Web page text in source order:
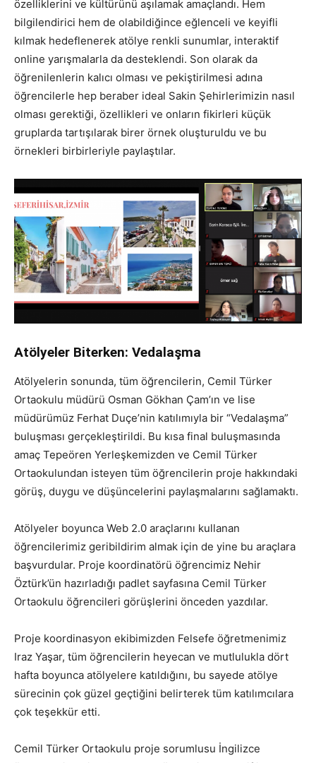
özelliklerini ve kültürünü aşılamak amaçlandı. Hem
bilgilendirici hem de olabildiğince eğlenceli ve keyifli
kılmak hedeflenerek atölye renkli sunumlar, interaktif
online yarışmalarla da desteklendi. Son olarak da
öğrenilenlerin kalıcı olması ve pekiştirilmesi adına
öğrencilerle hep beraber ideal Sakin Şehirlerimizin nasıl
olması gerektiği, özellikleri ve onların fikirleri küçük
gruplarda tartışılarak birer örnek oluşturuldu ve bu
örnekleri birbirleriyle paylaştılar.
Atölyeler Biterken: Vedalaşma
Atölyelerin sonunda, tüm öğrencilerin, Cemil Türker
Ortaokulu müdürü Osman Gökhan Çam’ın ve lise
müdürümüz Ferhat Duçe’nin katılımıyla bir “Vedalaşma”
buluşması gerçekleştirildi. Bu kısa final buluşmasında
amaç Tepeören Yerleşkemizden ve Cemil Türker
Ortaokulundan isteyen tüm öğrencilerin proje hakkındaki
görüş, duygu ve düşüncelerini paylaşmalarını sağlamaktı.
Atölyeler boyunca Web 2.0 araçlarını kullanan
öğrencilerimiz geribildirim almak için de yine bu araçlara
başvurdular. Proje koordinatörü öğrencimiz Nehir
Öztürk’ün hazırladığı padlet sayfasına Cemil Türker
Ortaokulu öğrencileri görüşlerini önceden yazdılar.
Proje koordinasyon ekibimizden Felsefe öğretmenimiz
Iraz Yaşar, tüm öğrencilerin heyecan ve mutlulukla dört
hafta boyunca atölyelere katıldığını, bu sayede atölye
sürecinin çok güzel geçtiğini belirterek tüm katılımcılara
çok teşekkür etti.
Cemil Türker Ortaokulu proje sorumlusu İngilizce